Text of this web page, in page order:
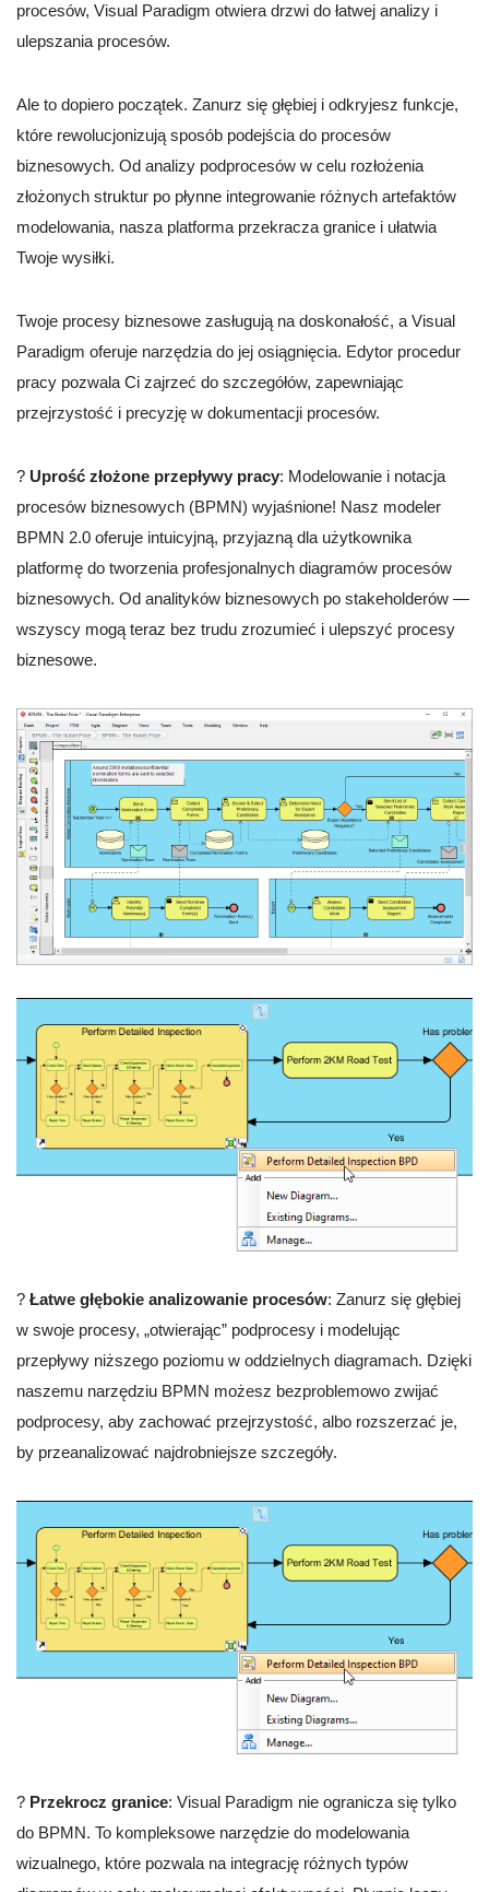
procesów, Visual Paradigm otwiera drzwi do łatwej analizy i
ulepszania procesów.
Ale to dopiero początek. Zanurz się głębiej i odkryjesz funkcje,
które rewolucjonizują sposób podejścia do procesów
biznesowych. Od analizy podprocesów w celu rozłożenia
złożonych struktur po płynne integrowanie różnych artefaktów
modelowania, nasza platforma przekracza granice i ułatwia
Twoje wysiłki.
Twoje procesy biznesowe zasługują na doskonałość, a Visual
Paradigm oferuje narzędzia do jej osiągnięcia. Edytor procedur
pracy pozwala Ci zajrzeć do szczegółów, zapewniając
przejrzystość i precyzję w dokumentacji procesów.
? Uprość złożone przepływy pracy: Modelowanie i notacja
procesów biznesowych (BPMN) wyjaśnione! Nasz modeler
BPMN 2.0 oferuje intuicyjną, przyjazną dla użytkownika
platformę do tworzenia profesjonalnych diagramów procesów
biznesowych. Od analityków biznesowych po stakeholderów —
wszyscy mogą teraz bez trudu zrozumieć i ulepszyć procesy
biznesowe.
? Łatwe głębokie analizowanie procesów: Zanurz się głębiej
w swoje procesy, „otwierając” podprocesy i modelując
przepływy niższego poziomu w oddzielnych diagramach. Dzięki
naszemu narzędziu BPMN możesz bezproblemowo zwijać
podprocesy, aby zachować przejrzystość, albo rozszerzać je,
by przeanalizować najdrobniejsze szczegóły.
? Przekrocz granice: Visual Paradigm nie ogranicza się tylko
do BPMN. To kompleksowe narzędzie do modelowania
wizualnego, które pozwala na integrację różnych typów